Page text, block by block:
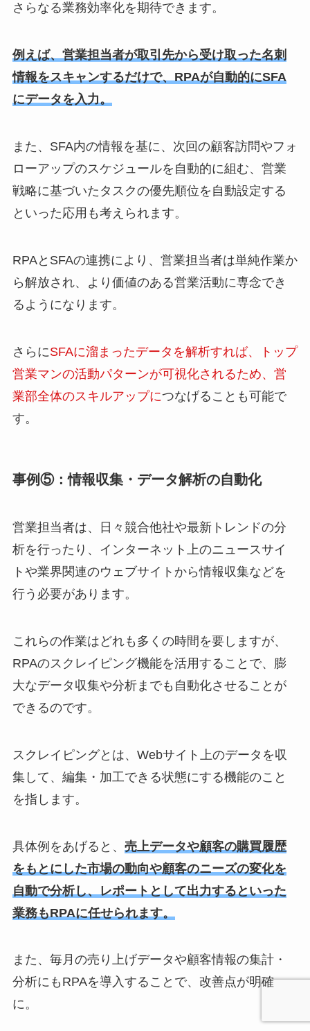
さらなる業務効率化を期待できます。
例えば、営業担当者が取引先から受け取った名刺
情報をスキャンするだけで、RPAが自動的にSFA
にデータを入力。
また、SFA内の情報を基に、次回の顧客訪問やフォ
ローアップのスケジュールを自動的に組む、営業
戦略に基づいたタスクの優先順位を自動設定する
といった応用も考えられます。
RPAとSFAの連携により、営業担当者は単純作業か
ら解放され、より価値のある営業活動に専念でき
るようになります。
さらにSFAに溜まったデータを解析すれば、トップ
営業マンの活動パターンが可視化されるため、営
業部全体のスキルアップにつなげることも可能で
す。
事例⑤：情報収集・データ解析の自動化
営業担当者は、日々競合他社や最新トレンドの分
析を行ったり、インターネット上のニュースサイ
トや業界関連のウェブサイトから情報収集などを
行う必要があります。
これらの作業はどれも多くの時間を要しますが、
RPAのスクレイピング機能を活用することで、膨
大なデータ収集や分析までも自動化させることが
できるのです。
スクレイピングとは、Webサイト上のデータを収
集して、編集・加工できる状態にする機能のこと
を指します。
具体例をあげると、 売上データや顧客の購買履歴
をもとにした市場の動向や顧客のニーズの変化を
自動で分析し、レポートとして出力するといった
業務もRPAに任せられます。
また、毎月の売り上げデータや顧客情報の集計・
分析にもRPAを導入することで、改善点が明確
に。